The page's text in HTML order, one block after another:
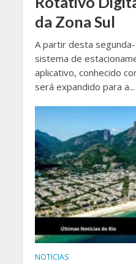
da Zona Sul
A partir desta
sistema de
aplicativo, conhecido
será expandido para a...
NOTICIAS